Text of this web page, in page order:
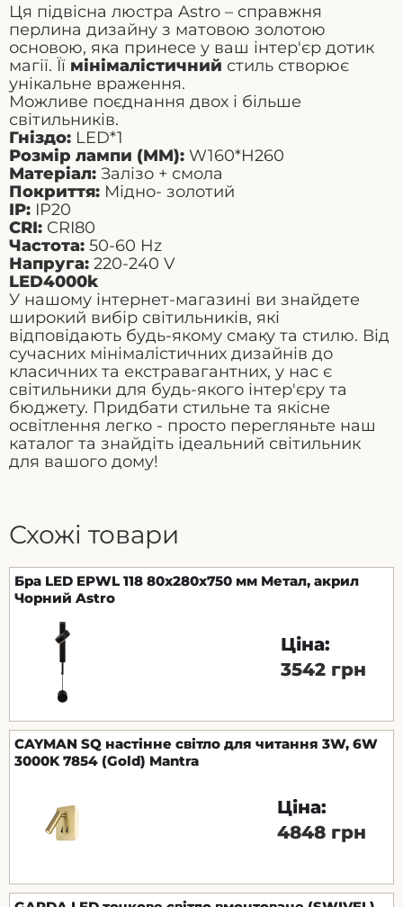
Ця підвісна люстра Astro – справжня
перлина дизайну з матовою золотою
основою, яка принесе у ваш інтер'єр дотик
магії. Її мінімалістичний стиль створює
унікальне враження.
Можливе поєднання двох і більше
світильників.
Гніздо: LED*1
Розмір лампи (MM): W160*H260
Матеріал: Залізо + смола
Покриття: Мідно- золотий
IP: IP20
CRI: CRI80
Частота: 50-60 Hz
Напруга: 220-240 V
LED4000k
У нашому інтернет-магазині ви знайдете
широкий вибір світильників, які
відповідають будь-якому смаку та стилю. Від
сучасних мінімалістичних дизайнів до
класичних та екстравагантних, у нас є
світильники для будь-якого інтер'єру та
бюджету. Придбати стильне та якісне
освітлення легко - просто перегляньте наш
каталог та знайдіть ідеальний світильник
для вашого дому!
Схожі товари
Бра LED EPWL 118 80х280х750 мм Метал, акрил
Чорний Astro
Ціна:
3542 грн
CAYMAN SQ настінне світло для читання 3W, 6W
3000K 7854 (Gold) Mantra
Ціна:
4848 грн